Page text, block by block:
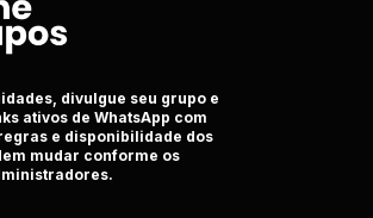
divulgue seu grupo e
ativos de WhatsApp com
e disponibilidade dos
mudar conforme os